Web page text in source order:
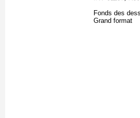
Fonds des
Grand format